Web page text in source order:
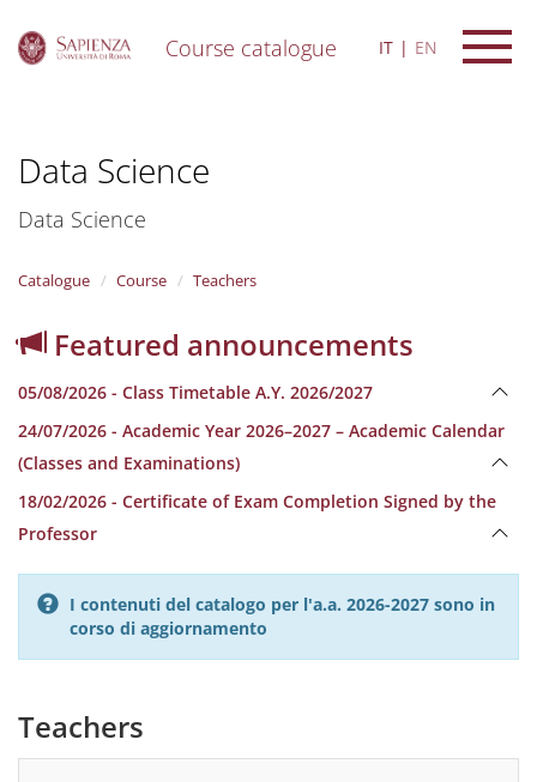
Course catalogue IT EN
Data Science
Data Science
Catalogue Course Teachers
Featured announcements
05/08/2026 - Class Timetable A.Y. 2026/2027
24/07/2026 - Academic Year 2026–2027 – Academic Calendar
(Classes and Examinations)
18/02/2026 - Certificate of Exam Completion Signed by the
Professor
I contenuti del catalogo per l'a.a. 2026-2027 sono in
corso di aggiornamento
Teachers